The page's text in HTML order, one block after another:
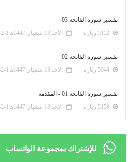
تفسير سورة الفاتحة 03
الأحد 13 شعبان 1447ﻫ 1-2-2026م
تفسير سورة الفاتحة 02
الأحد 13 شعبان 1447ﻫ 1-2-2026م
تفسير سورة الفاتحة 01 - المقدمة
الأحد 13 شعبان 1447ﻫ 1-2-2026م
للإشتراك بمجموعة الواتساب